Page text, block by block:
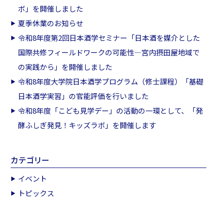
ボ」を開催しました
夏季休業のお知らせ
令和8年度第2回日本酒学セミナー「日本酒を媒介とした
国際共修フィールドワークの可能性―宮内摂田屋地域で
の実践から」を開催しました
令和8年度大学院日本酒学プログラム（修士課程）「基礎
日本酒学実習」の官能評価を行いました
令和8年度「こども見学デー」の活動の一環として、「発
酵ふしぎ発見！キッズラボ」を開催します
カテゴリー
イベント
トピックス